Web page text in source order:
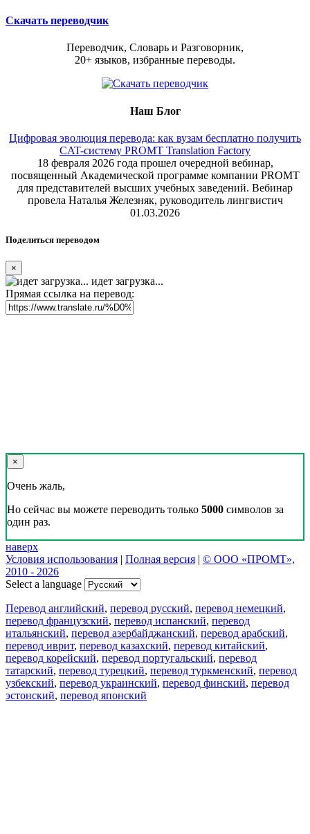
Скачать переводчик
Переводчик, Словарь и Разговорник,
20+ языков, избранные переводы.
Наш Блог
Цифровая эволюция перевода: как вузам бесплатно получить
CAT-систему PROMT Translation Factory
18 февраля 2026 года прошел очередной вебинар,
посвященный Академической программе компании PROMT
для представителей высших учебных заведений. Вебинар
провела Наталья Железняк, руководитель лингвистич
01.03.2026
Поделиться переводом
×
идет загрузка...
Прямая ссылка на перевод:
×
Очень жаль,
Но сейчас вы можете переводить только 5000 символов за
один раз.
наверх
Условия использования | Полная версия | © ООО «ПРОМТ»,
2010 - 2026
Select a language
Перевод английский, перевод русский, перевод немецкий,
перевод французский, перевод испанский, перевод
итальянский, перевод азербайджанский, перевод арабский,
перевод иврит, перевод казахский, перевод китайский,
перевод корейский, перевод португальский, перевод
татарский, перевод турецкий, перевод туркменский, перевод
узбекский, перевод украинский, перевод финский, перевод
эстонский, перевод японский